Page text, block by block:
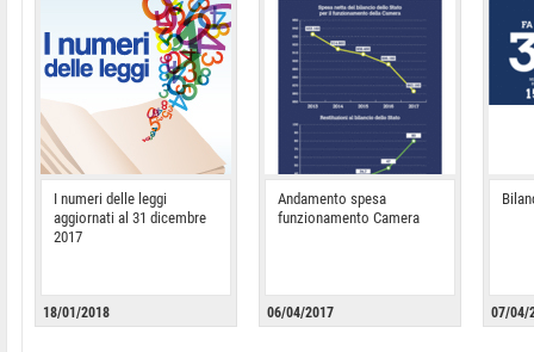
I numeri delle leggi
aggiornati al 31 dicembre
2017
18/01/2018
Andamento spesa
funzionamento Camera
06/04/2017 07/04/